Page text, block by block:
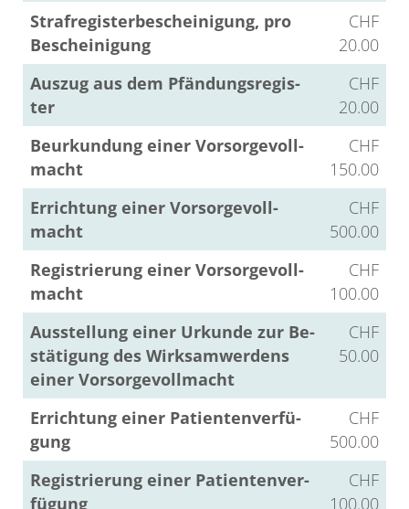
Straf­re­gis­ter­be­schei­ni­gung, pro
Be­schei­ni­gung
CHF
20.00
Aus­zug aus dem Pfän­dungs­re­gis­
ter
CHF
20.00
Be­ur­kun­dung einer Vor­sor­ge­voll­
macht
CHF
150.00
Er­rich­tung einer Vor­sor­ge­voll­
macht
CHF
500.00
Re­gis­trie­rung einer Vor­sor­ge­voll­
macht
CHF
100.00
Aus­stel­lung einer Ur­kun­de zur Be­
stä­ti­gung des Wirk­sam­wer­dens
einer Vor­sor­ge­voll­macht
CHF
50.00
Er­rich­tung einer Pa­ti­en­ten­ver­fü­
gung
CHF
500.00
Re­gis­trie­rung einer Pa­ti­en­ten­ver­
fü­gung
CHF
100.00